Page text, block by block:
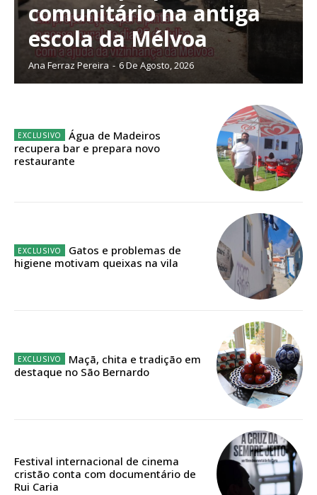
ASSINATURA
IMPRESSA
32€
12 meses
Edição em papel entregue à Quinta-feira em sua
Acesso aos conteúdos Exclusivos para
assinantes
12 meses
comunitário na antiga
escola da Mélvoa
Ana Ferraz Pereira - 6 De Agosto, 2026
Água de Madeiros
recupera bar e prepara novo
restaurante
Gatos e problemas de
higiene motivam queixas na vila
Maçã, chita e tradição em
destaque no São Bernardo
Festival internacional de cinema
cristão conta com documentário de
Rui Caria